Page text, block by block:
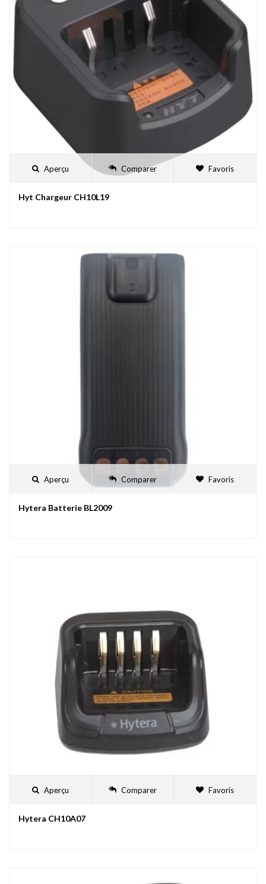
Aperçu Comparer Favoris
Hyt Chargeur CH10L19
Aperçu Comparer Favoris
Hytera Batterie BL2009
Aperçu Comparer Favoris
Hytera CH10A07